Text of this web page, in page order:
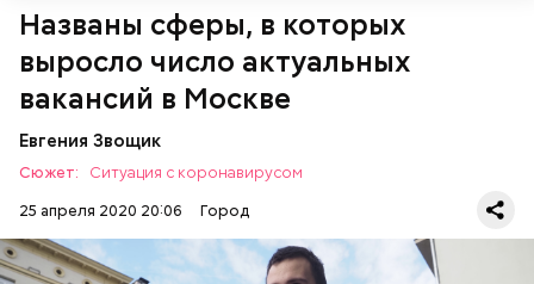
Названы сферы, в которых
выросло число актуальных
вакансий в Москве
Евгения Звощик
Сюжет:
Ситуация с коронавирусом
25 апреля 2020 20:06
Город
сетей проектируют в ТиНАО